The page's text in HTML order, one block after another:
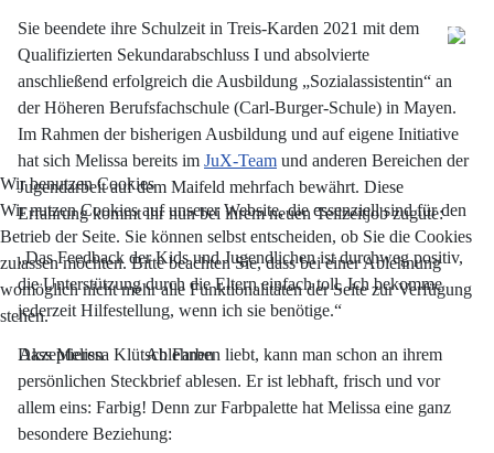
Sie beendete ihre Schulzeit in Treis-Karden 2021 mit dem
Qualifizierten Sekundarabschluss I und absolvierte
anschließend erfolgreich die Ausbildung „Sozialassistentin“ an
der Höheren Berufsfachschule (Carl-Burger-Schule) in Mayen.
Im Rahmen der bisherigen Ausbildung und auf eigene Initiative
hat sich Melissa bereits im JuX-Team und anderen Bereichen der
Jugendarbeit auf dem Maifeld mehrfach bewährt. Diese
Erfahrung kommt ihr nun bei ihrem neuen Teilzeitjob zugute:
„Das Feedback der Kids und Jugendlichen ist durchweg positiv,
die Unterstützung durch die Eltern einfach toll. Ich bekomme
jederzeit Hilfestellung, wenn ich sie benötige.“
Dass Melissa Klütsch Farben liebt, kann man schon an ihrem
persönlichen Steckbrief ablesen. Er ist lebhaft, frisch und vor
allem eins: Farbig! Denn zur Farbpalette hat Melissa eine ganz
besondere Beziehung:
Wir benutzen Cookies
Wir nutzen Cookies auf unserer Website, die essenziell sind für den
Betrieb der Seite. Sie können selbst entscheiden, ob Sie die Cookies
zulassen möchten. Bitte beachten Sie, dass bei einer Ablehnung
womöglich nicht mehr alle Funktionalitäten der Seite zur Verfügung
stehen.
Akzeptieren Ablehnen